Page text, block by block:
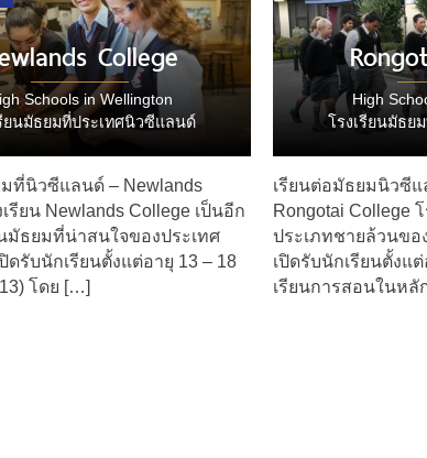
College
Schools in Wellington
ยนมัธยมที่ประเทศนิวซีแลนด์
ที่นิวซีแลนด์ – Newlands
รียน Newlands College เป็นอีก
มัธยมที่น่าสนใจของประเทศ
ดรับนักเรียนตั้งแต่อายุ 13 – 18
โดย […]
High
โรงเรียนมัธย
เรียนต่อมัธยมนิวซีแ
Rongotai College
ประเภทชายล้วนข
เปิดรับนักเรียนตั้งแ
เรียนการสอนในห